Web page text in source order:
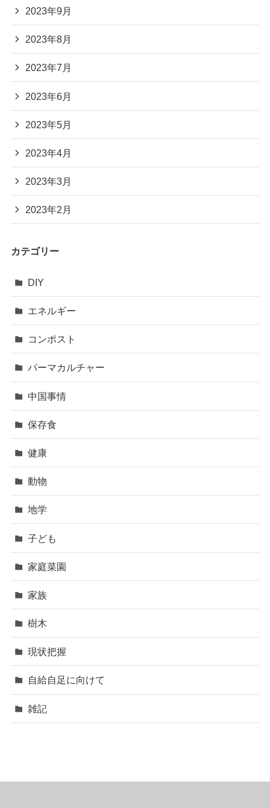
2023年9月
2023年8月
2023年7月
2023年6月
2023年5月
2023年4月
2023年3月
2023年2月
カテゴリー
DIY
エネルギー
コンポスト
パーマカルチャー
中国事情
保存食
健康
動物
地学
子ども
家庭菜園
家族
樹木
現状把握
自給自足に向けて
雑記